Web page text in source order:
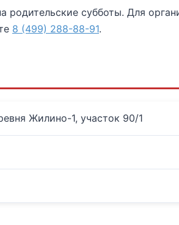
субботы. Для
8 (499) 288-88-91.
Жилино-1, участок 90/1